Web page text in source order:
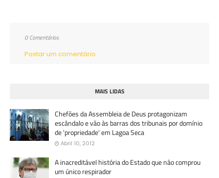
0 Comentários
Postar um comentário
MAIS LIDAS
Chefões da Assembleia de Deus protagonizam
escândalo e vão às barras dos tribunais por domínio
de 'propriedade' em Lagoa Seca
Abril 10, 2012
A inacreditável história do Estado que não comprou
um único respirador